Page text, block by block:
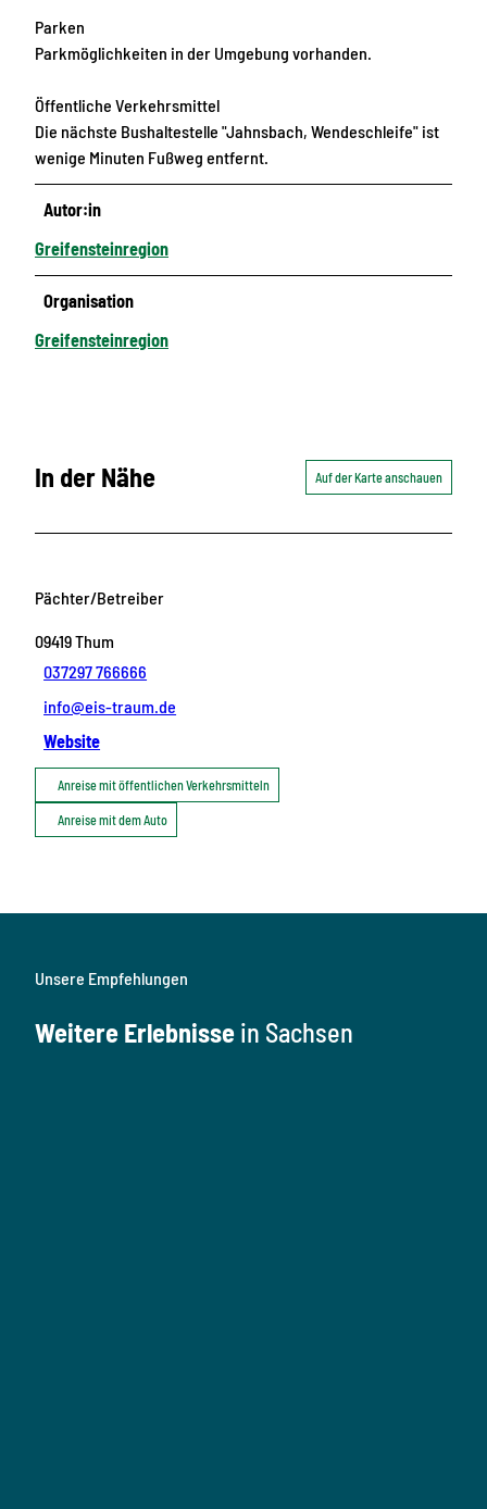
Parken
Parkmöglichkeiten in der Umgebung vorhanden.
Öffentliche Verkehrsmittel
Die nächste Bushaltestelle "Jahnsbach, Wendeschleife" ist
wenige Minuten Fußweg entfernt.
Autor:in
Greifensteinregion
Organisation
Greifensteinregion
In der Nähe Auf der Karte anschauen
Pächter/Betreiber
09419Thum
037297 766666
info@eis-traum.de
Website
Anreise mit öffentlichen Verkehrsmitteln
Anreise mit dem Auto
Unsere Empfehlungen
Weitere Erlebnisse in Sachsen